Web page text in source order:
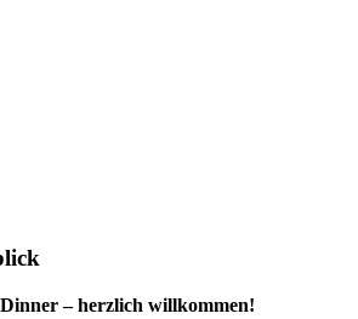
– herzlich willkommen!